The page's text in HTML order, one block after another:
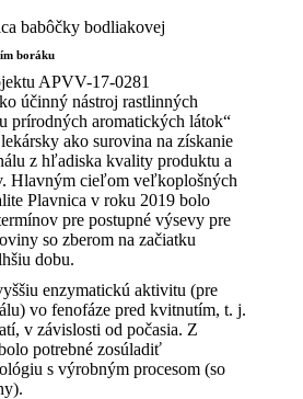
babôčky bodliakovej
boráku
APVV-17-0281
účinný nástroj rastlinných
prírodných aromatických látok“
ako surovina na získanie
z hľadiska kvality produktu a
Hlavným cieľom veľkoplošných
Plavnica v roku 2019 bolo
pre postupné výsevy pre
so zberom na začiatku
dobu.
enzymatickú aktivitu (pre
vo fenofáze pred kvitnutím, t. j.
v závislosti od počasia. Z
potrebné zosúladiť
s výrobným procesom (so